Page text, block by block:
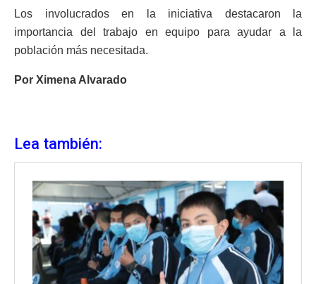
Los involucrados en la iniciativa destacaron la
importancia del trabajo en equipo para ayudar a la
población más necesitada.
Por Ximena Alvarado
Lea también: